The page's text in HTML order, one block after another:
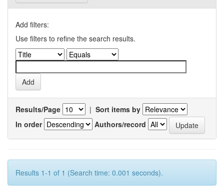
Add filters:
Use filters to refine the search results.
Results/Page | Sort items by
In order
Authors/record
Results 1-1 of 1 (Search time: 0.001 seconds).